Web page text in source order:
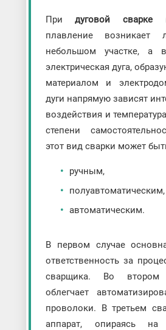
Придуговой сварке
плавление возникает
небольшом участке, а
электрическая дуга,
материалом и
дуги напрямую зависят
воздействия и
степени
этот вид сварки может
ручным,
полуавтоматическим,
автоматическим.
В первом случае
ответственность за
сварщика. Во втором
облегчает
проволоки. В третьем
аппарат, опираясь на